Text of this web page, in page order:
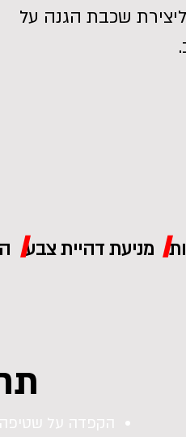
שכבת הגנה על
/
/
הקפדה על